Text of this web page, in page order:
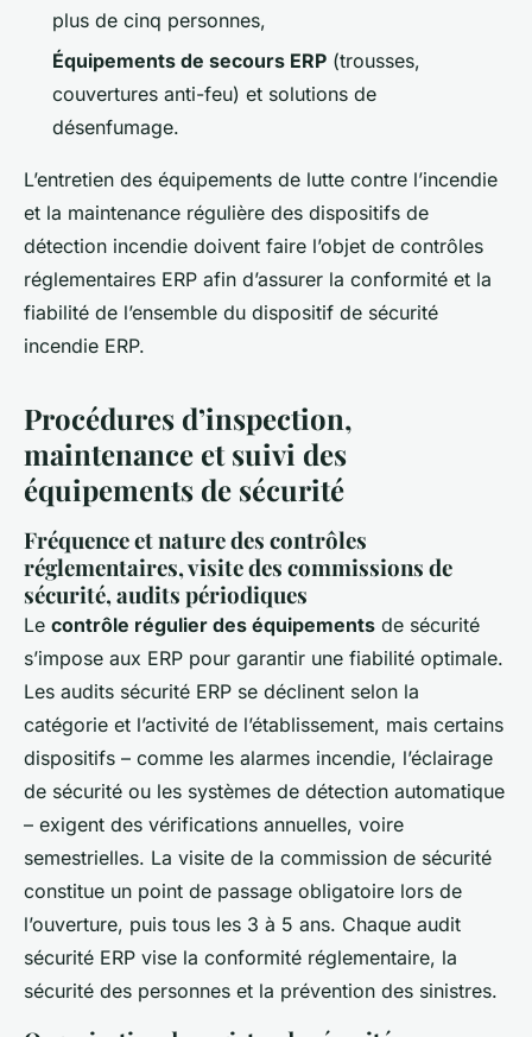
plus de cinq personnes,
Équipements de secours ERP (trousses,
couvertures anti-feu) et solutions de
désenfumage.
L’entretien des équipements de lutte contre l’incendie
et la maintenance régulière des dispositifs de
détection incendie doivent faire l’objet de contrôles
réglementaires ERP afin d’assurer la conformité et la
fiabilité de l’ensemble du dispositif de sécurité
incendie ERP.
Procédures d’inspection,
maintenance et suivi des
équipements de sécurité
Fréquence et nature des contrôles
réglementaires, visite des commissions de
sécurité, audits périodiques
Le contrôle régulier des équipements de sécurité
s’impose aux ERP pour garantir une fiabilité optimale.
Les audits sécurité ERP se déclinent selon la
catégorie et l’activité de l’établissement, mais certains
dispositifs – comme les alarmes incendie, l’éclairage
de sécurité ou les systèmes de détection automatique
– exigent des vérifications annuelles, voire
semestrielles. La visite de la commission de sécurité
constitue un point de passage obligatoire lors de
l’ouverture, puis tous les 3 à 5 ans. Chaque audit
sécurité ERP vise la conformité réglementaire, la
sécurité des personnes et la prévention des sinistres.